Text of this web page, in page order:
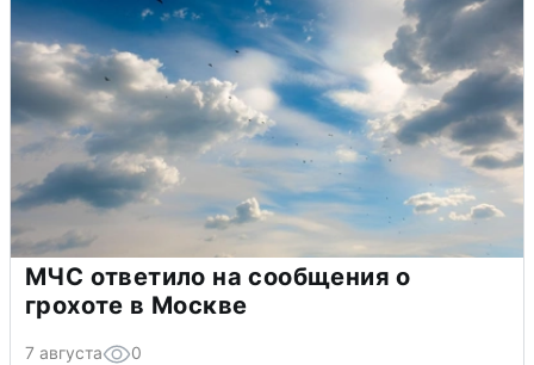
МЧС ответило на сообщения о
грохоте в Москве
7 августа 0